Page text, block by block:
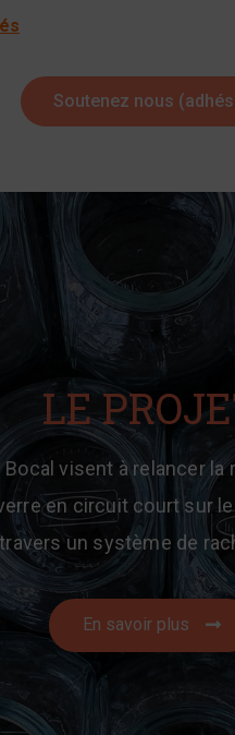
Soutenez nous
LE
Bocal visent à relancer
en circuit court sur
un système de
En savoir plus